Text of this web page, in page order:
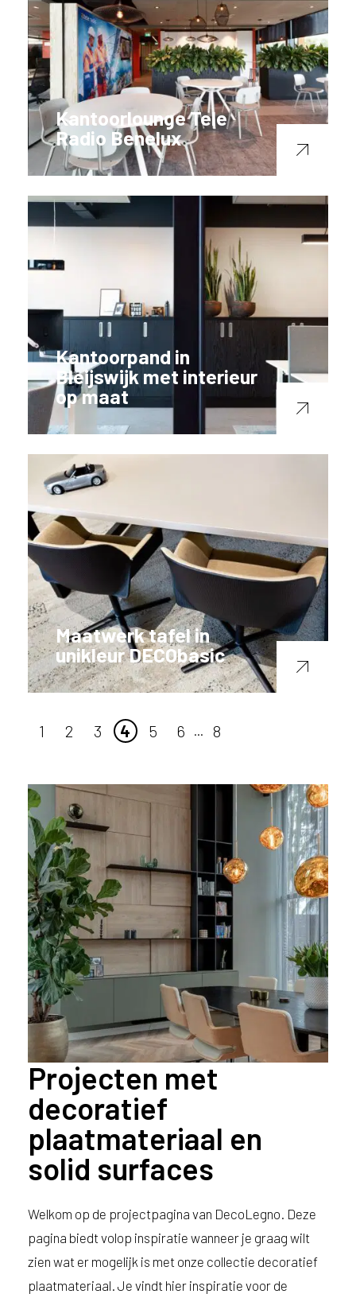
Kantoorlounge Tele
Radio Benelux
Kantoorpand in
Bleijswijk met interieur
op maat
Maatwerk tafel in
unikleur DECObasic
1 2 3 4 5 6 8
Projecten met
decoratief
plaatmateriaal en
solid surfaces
Welkom op de projectpagina van DecoLegno. Deze
pagina biedt volop inspiratie wanneer je graag wilt
zien wat er mogelijk is met onze collectie decoratief
plaatmateriaal. Je vindt hier inspiratie voor de